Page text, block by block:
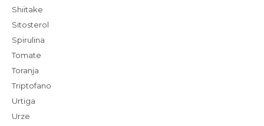
Shiitake
Sitosterol
Spirulina
Tomate
Toranja
Triptofano
Urtiga
Urze